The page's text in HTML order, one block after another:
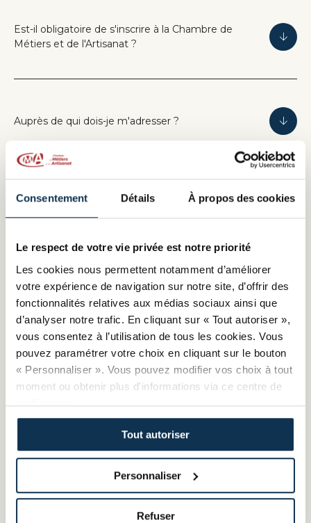
Consentement Détails À propos des cookies
Le respect de votre vie privée est notre priorité
Les cookies nous permettent notamment d’améliorer
votre expérience de navigation sur notre site, d’offrir des
fonctionnalités relatives aux médias sociaux ainsi que
d’analyser notre trafic. En cliquant sur « Tout autoriser »,
vous consentez à l’utilisation de tous les cookies. Vous
pouvez paramétrer votre choix en cliquant sur le bouton
« Personnaliser ». Vous pouvez modifier vos choix à tout
moment ou obtenir plus d'informations via ce centre de
préférences.
Tout autoriser
Personnaliser
Refuser
Est-il obligatoire de s'inscrire à la Chambre de
Métiers et de l'Artisanat ?
Auprès de qui dois-je m'adresser ?
Qui est éligible au label EPV ?
Comment déposer sa candidature EPV ?
Comment se fait l'instruction des dossiers EPV ?
L'utilisation de la mention RGE a-t-elle une
"durée" légale ?